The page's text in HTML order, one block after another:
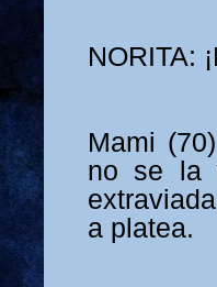
NORITA:
Mami
no se la
a platea.